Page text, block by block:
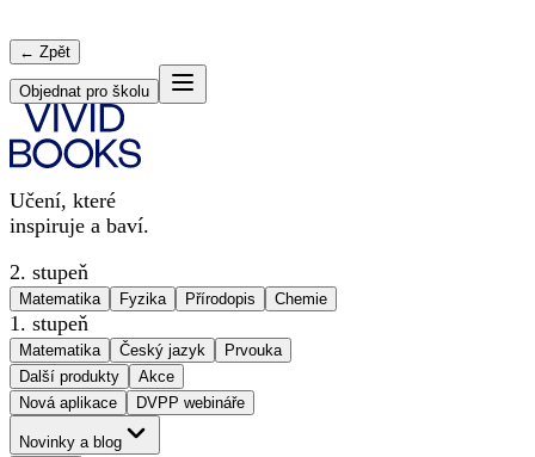
← Zpět
Objednat pro školu
Učení, které
inspiruje a baví.
2. stupeň
Matematika Fyzika Přírodopis Chemie
1. stupeň
Matematika Český jazyk
Prvouka
Další produkty
Akce
Nová aplikace
DVPP webináře
Novinky a blog